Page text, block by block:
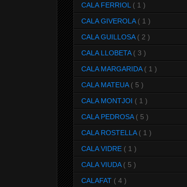
CALA FERRIOL ( 1 )
CALA GIVEROLA ( 1 )
CALA GUILLOSA ( 2 )
CALA LLOBETA ( 3 )
CALA MARGARIDA ( 1 )
CALA MATEUA ( 5 )
CALA MONTJOI ( 1 )
CALA PEDROSA ( 5 )
CALA ROSTELLA ( 1 )
CALA VIDRE ( 1 )
CALA VIUDA ( 5 )
CALAFAT ( 4 )